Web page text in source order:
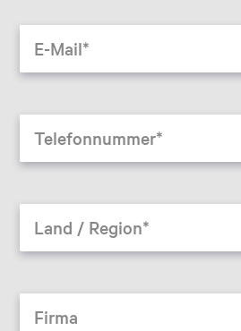
E-Mail
Telefonnummer
Land / Region*
Firma